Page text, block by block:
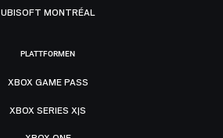
UBISOFT MONTRÉAL
PLATTFORMEN
XBOX GAME PASS
XBOX SERIES X|S